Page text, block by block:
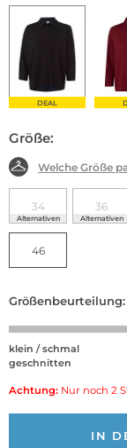
DEAL
Größe:
Welche Größe
34
Alternativen
36
Alternativen
46
Größenbeurteilung:
klein / schmal
geschnitten
Achtung: Nur noch 2
IN